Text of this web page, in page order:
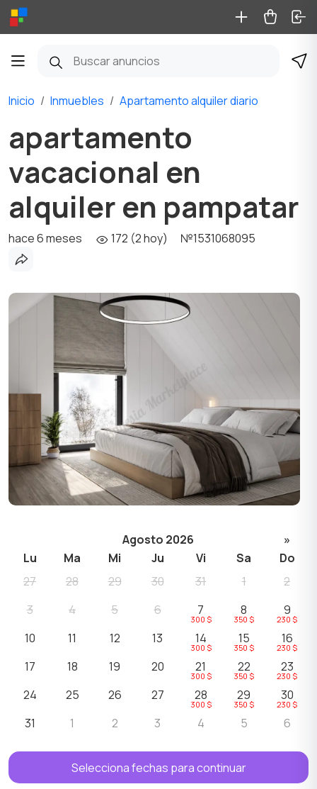
Inicio Inmuebles Apartamento alquiler diario
apartamento
vacacional en
alquiler en pampatar
hace 6 meses 172 (2 hoy) №1531068095
Agosto 2026
»
Lu
Ma Mi Ju Vi Sa
Do
27
28 29 30 31 1
2
3
4 5 6 7
300 $
8
350 $
9
230 $
10 11 12 13 14
300 $
15
350 $
16
230 $
17 18 19 20 21
300 $
22
350 $
23
230 $
24 25 26 27 28
300 $
29
350 $
30
230 $
31 1 2 3 4 5 6
Selecciona fechas para continuar